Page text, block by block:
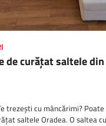
de curățat saltele din
trezești cu mâncărimi?
saltele Oradea. O saltea